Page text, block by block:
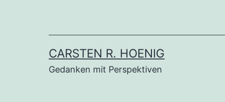
CARSTEN R. HOENIG
Gedanken mit Perspektiven